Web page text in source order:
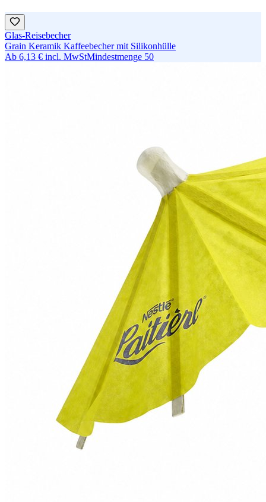
Glas-Reisebecher
Grain Keramik Kaffeebecher mit Silikonhülle
Ab 6,13 € incl. MwStMindestmenge 50